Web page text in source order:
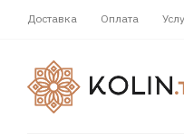
Доставка Оплата